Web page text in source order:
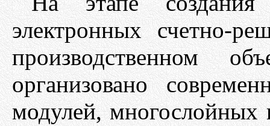
электронных счетно-
производственном
организовано
модулей, многослойных